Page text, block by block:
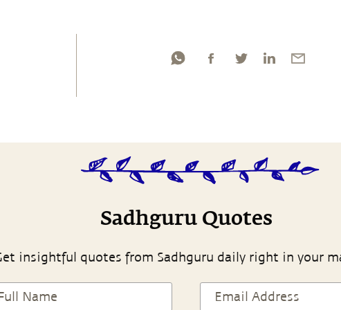
Sadhguru Quotes
insightful quotes from Sadhguru daily right in your